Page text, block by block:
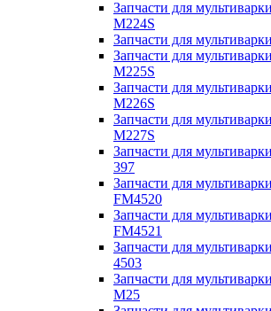
Запчасти для
M224S
Запчасти для
Запчасти для
M225S
Запчасти для
M226S
Запчасти для
M227S
Запчасти для
397
Запчасти для
FM4520
Запчасти для
FM4521
Запчасти для
4503
Запчасти для
M25